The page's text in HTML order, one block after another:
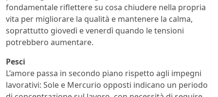
fondamentale riflettere su cosa chiudere nella propria
vita per migliorare la qualità e mantenere la calma,
soprattutto giovedì e venerdì quando le tensioni
potrebbero aumentare.
Pesci
L’amore passa in secondo piano rispetto agli impegni
lavorativi: Sole e Mercurio opposti indicano un periodo